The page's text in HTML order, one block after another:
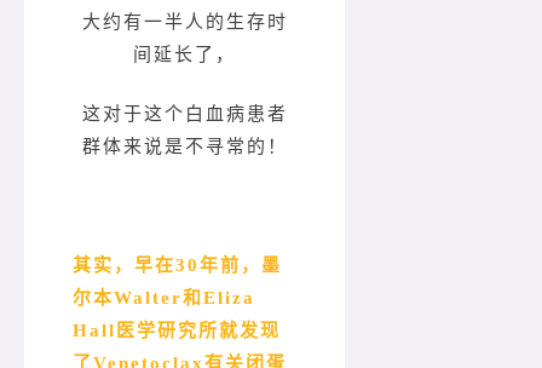
大约有一半人的生存时
间延长了，
这对于这个白血病患者
群体来说是不寻常的！
其实，早在30年前，墨
尔本Walter和Eliza
Hall医学研究所就发现
了Venetoclax有关闭蛋